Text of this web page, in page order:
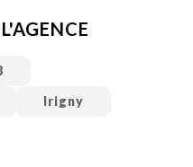
Irigny